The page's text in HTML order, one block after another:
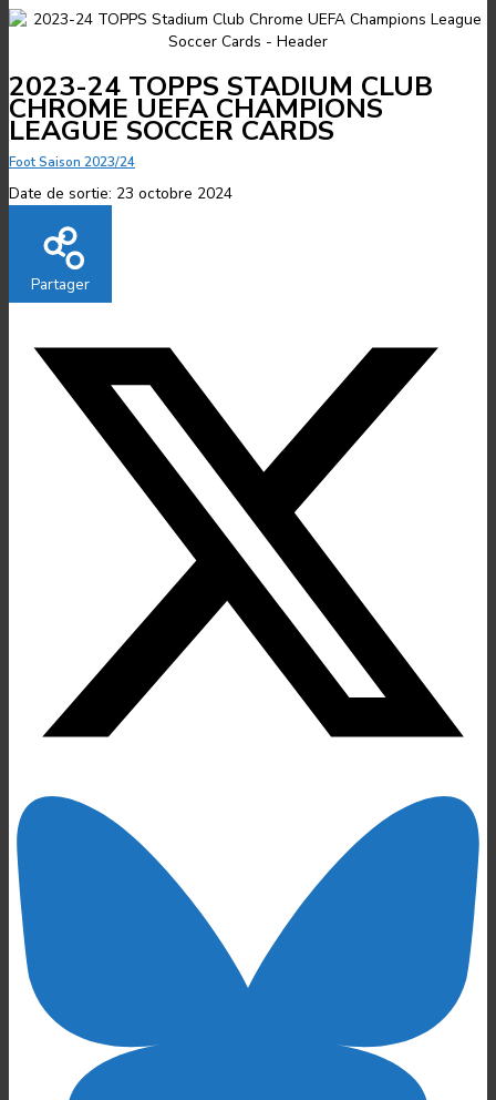
2023-24 TOPPS STADIUM CLUB
CHROME UEFA CHAMPIONS
LEAGUE SOCCER CARDS
Foot Saison 2023/24
Date de sortie: 23 octobre 2024
Partager